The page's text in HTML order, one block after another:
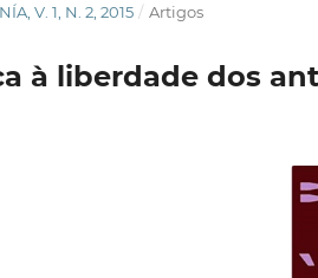
V. 1, N. 2, 2015 / Artigos
à liberdade dos